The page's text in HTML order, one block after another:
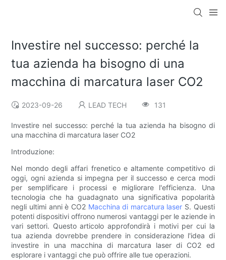
Investire nel successo: perché la
tua azienda ha bisogno di una
macchina di marcatura laser CO2
2023-09-26 LEAD TECH 131
Investire nel successo: perché la tua azienda ha bisogno di
una macchina di marcatura laser CO2
Introduzione:
Nel mondo degli affari frenetico e altamente competitivo di
oggi, ogni azienda si impegna per il successo e cerca modi
per semplificare i processi e migliorare l'efficienza. Una
tecnologia che ha guadagnato una significativa popolarità
negli ultimi anni è CO2 Macchina di marcatura laser S. Questi
potenti dispositivi offrono numerosi vantaggi per le aziende in
vari settori. Questo articolo approfondirà i motivi per cui la
tua azienda dovrebbe prendere in considerazione l'idea di
investire in una macchina di marcatura laser di CO2 ed
esplorare i vantaggi che può offrire alle tue operazioni.